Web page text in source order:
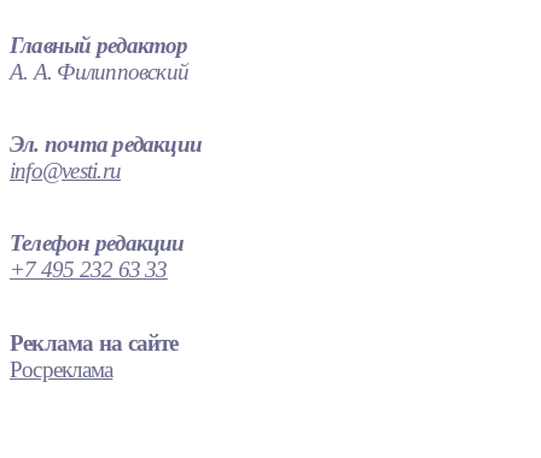
Главный редактор
А. А. Филипповский
Эл. почта редакции
info@vesti.ru
Телефон редакции
+7 495 232 63 33
Реклама на сайте
Росреклама